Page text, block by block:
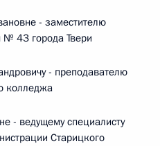
- заместителю
43 города Твери
- преподавателю
колледжа
- ведущему специалисту
Старицкого